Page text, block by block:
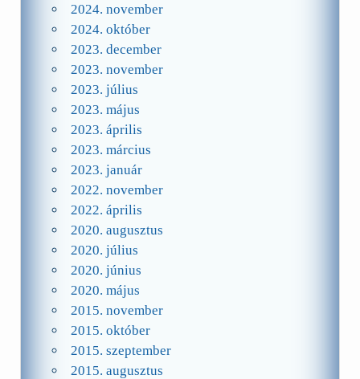
2024. november
2024. október
2023. december
2023. november
2023. július
2023. május
2023. április
2023. március
2023. január
2022. november
2022. április
2020. augusztus
2020. július
2020. június
2020. május
2015. november
2015. október
2015. szeptember
2015. augusztus